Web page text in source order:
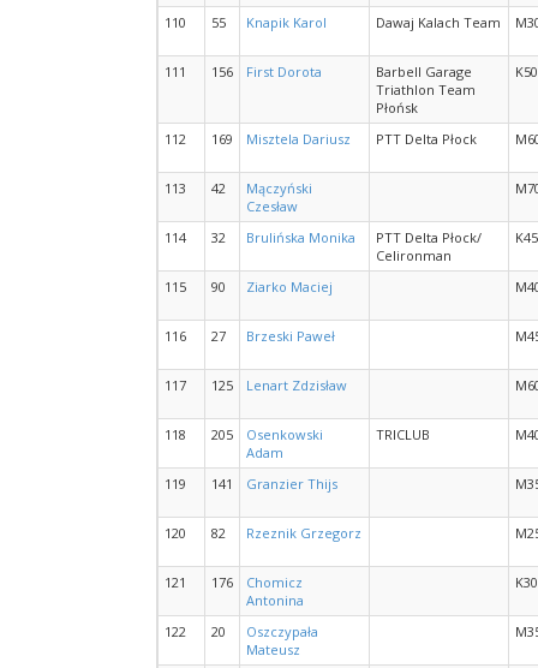
110 55 Knapik Karol Dawaj Kalach Team
111 156 First Dorota
Barbell Garage
Triathlon Team
Płońsk
K50
112 169 Misztela Dariusz PTT Delta Płock
113 42
Mączyński
Czesław
114 32 Brulińska Monika
PTT Delta Płock/
Celironman
K45
115 90 Ziarko Maciej
116 27 Brzeski Paweł
117 125 Lenart Zdzisław
118 205
Osenkowski
Adam
TRICLUB
119 141 Granzier Thijs
120 82 Rzeznik Grzegorz
121 176
Chomicz
Antonina
K30
122 20
Oszczypała
Mateusz